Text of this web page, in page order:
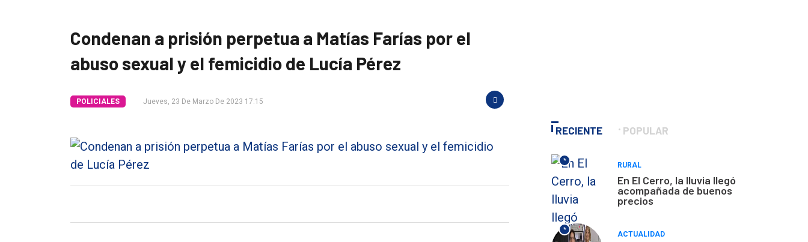
Tendencia
Condenan a prisión perpetua a Matías Farías por el
abuso sexual y el femicidio de Lucía Pérez
POLICIALES Jueves, 23 De Marzo De 2023 17:15
RECIENTE POPULAR
*
RURAL
En El Cerro, la lluvia llegó
acompañada de buenos
precios
*
ACTUALIDAD